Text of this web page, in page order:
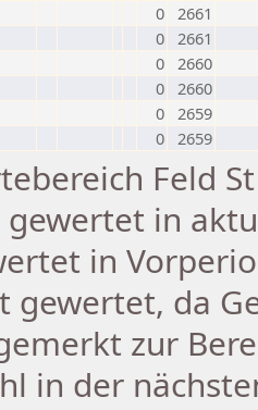
0 2661
0 2661
0 2660
0 2660
0 2659
0 2659
Feld
gewertet in
in
gewertet, da
zur
in der